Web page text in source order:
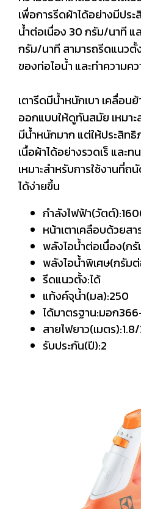
เพื่อการรีดผ้าได้อย่างมีปร
น้ำต่อเนื่อง 30 กรัม/นาที แ
กรัม/นาที สามารถรีดแนว
ของท่อไอน้ำ และทำความค
เตารีดมีน้ำหนักเบา เคลื่อน
ออกแบบให้ดูทันสมัย เหมา
มีน้ำหนักมาก แต่ให้ประสิท
เนื้อผ้าได้อย่างรวดเร็ และ
เหมาะสำหรับการใช้งานที่
ได้ง่ายขึ้น
กำลังไฟฟ้า(วัตต์
หน้าเตาเคลือบด้วยส
พลังไอน้ำต่อเนื่อง(ก
พลังไอน้ำพิเศษ(กรัม
รีดแนวตั้ง:ได้
แท้งค์จุน้ำ(มล):250
ได้มาตรฐาน:มอก
สายไฟยาว(เมตร
รับประกัน(ปี):2